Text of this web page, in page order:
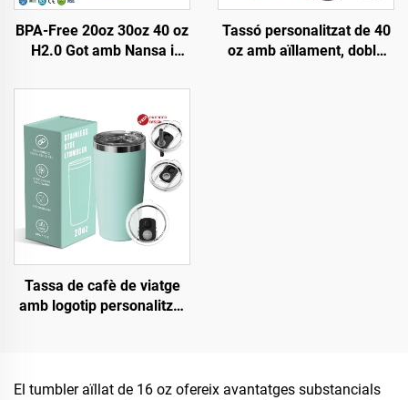
BPA-Free 20oz 30oz 40 oz
H2.0 Got amb Nansa i
Posicions per Viatge Copa
Aïllada d'Acer Inoxidable
Tassó personalitzat de 40
oz amb aïllament, doble
Tassa de cafè de viatge
amb logotip personalitzat
inoxidable
El tumbler aïllat de 16 oz ofereix avantatges substancials